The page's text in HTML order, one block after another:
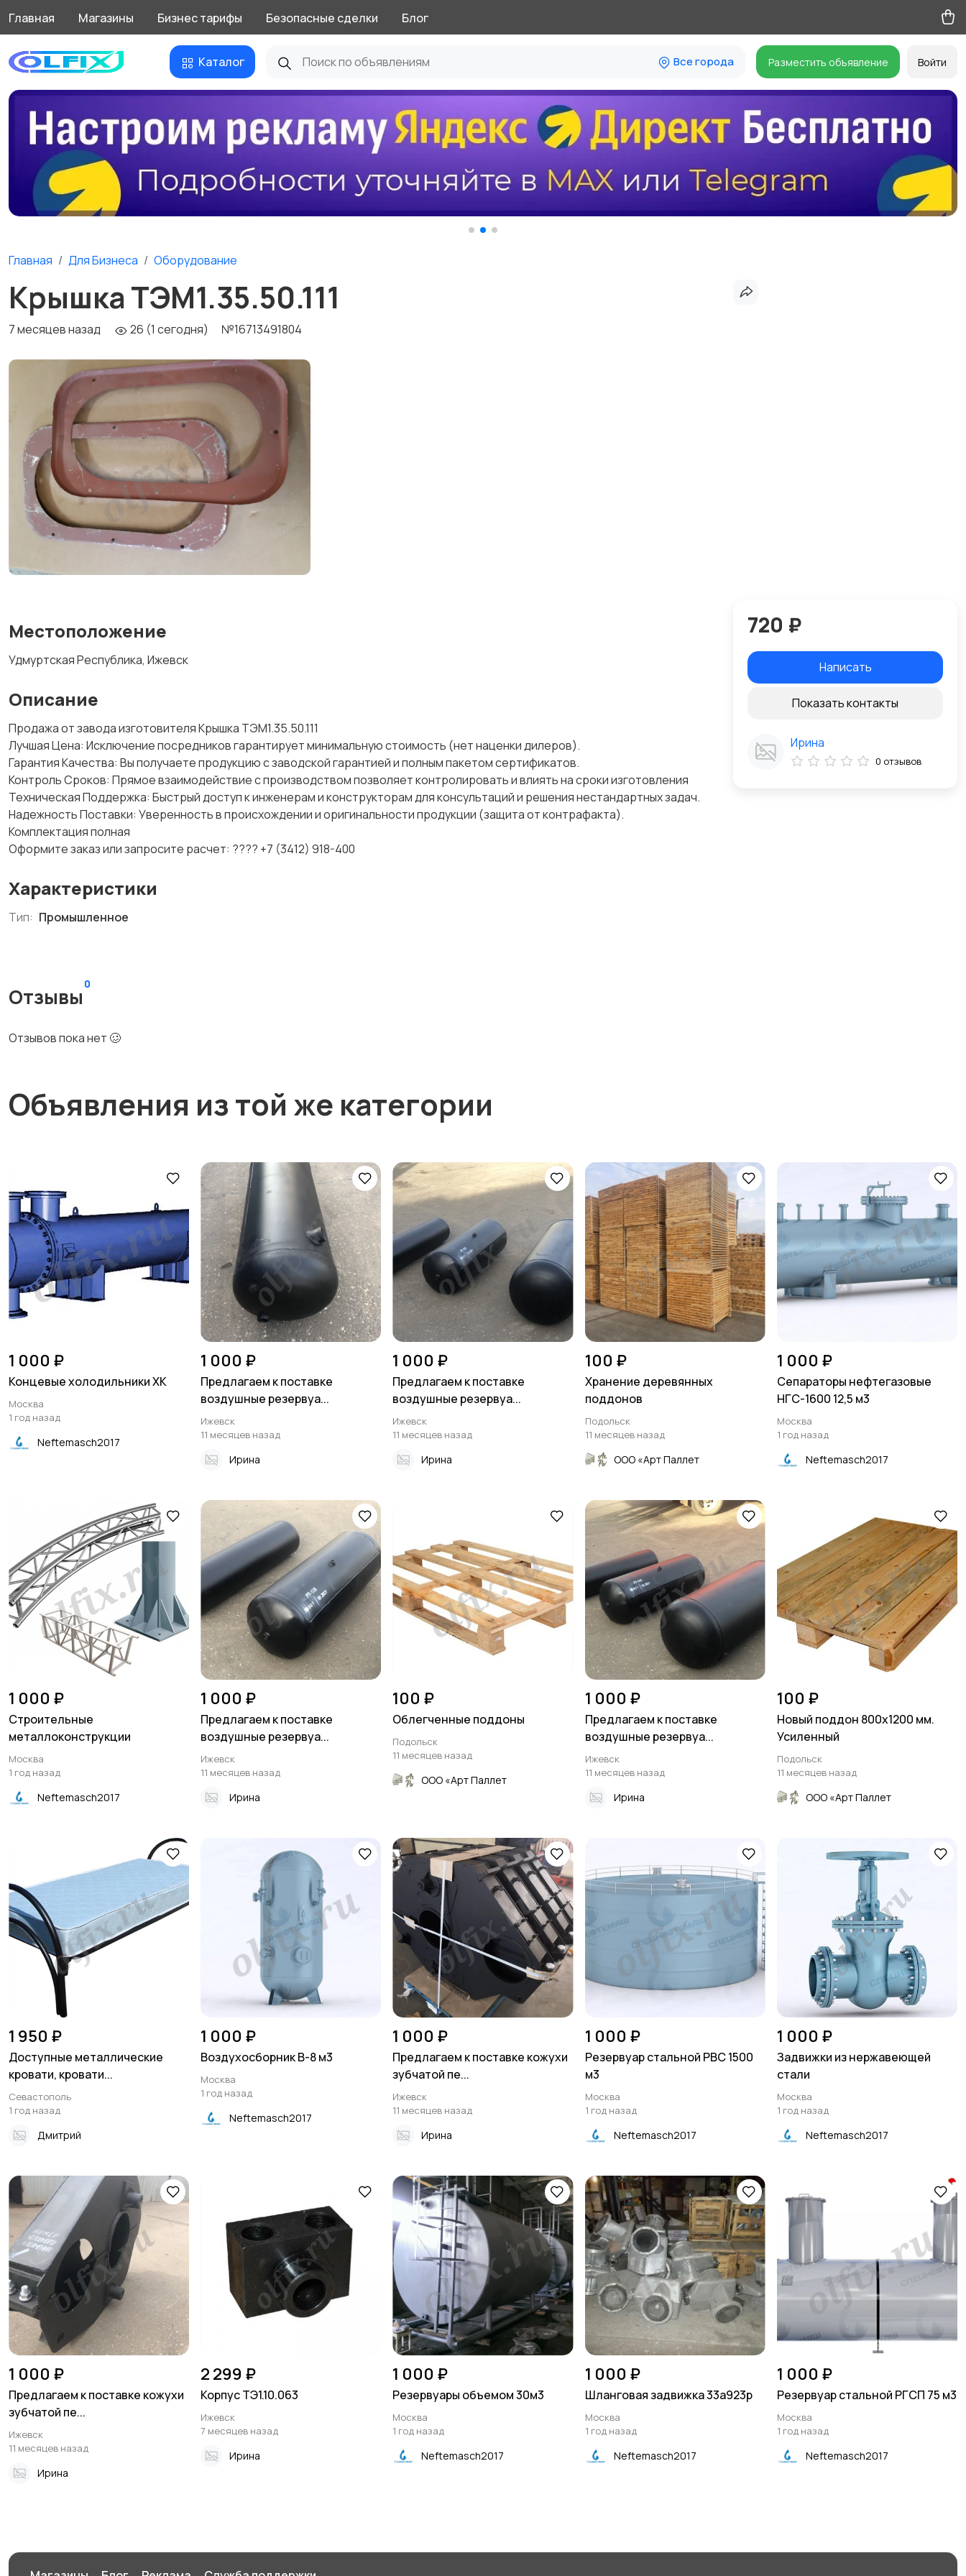
Главная Магазины Бизнес тарифы Безопасные сделки Блог
Каталог Все города Разместить объявление Войти
Главная Для Бизнеса Оборудование
Крышка ТЭМ1.35.50.111
7 месяцев назад 26 (1 сегодня) №16713491804
Местоположение
Удмуртская Республика, Ижевск
Описание
Продажа от завода изготовителя Крышка ТЭМ1.35.50.111
Лучшая Цена: Исключение посредников гарантирует минимальную стоимость (нет наценки дилеров).
Гарантия Качества: Вы получаете продукцию с заводской гарантией и полным пакетом сертификатов.
Контроль Сроков: Прямое взаимодействие с производством позволяет контролировать и влиять на сроки изготовления
Техническая Поддержка: Быстрый доступ к инженерам и конструкторам для консультаций и решения нестандартных задач.
Надежность Поставки: Уверенность в происхождении и оригинальности продукции (защита от контрафакта).
Комплектация полная
Оформите заказ или запросите расчет: ???? +7 (3412) 918-400
Характеристики
Тип: Промышленное
Отзывы
0
Отзывов пока нет 🥴
720 ₽
Написать
Показать контакты
Ирина
0 отзывов
Объявления из той же категории
1 000 ₽
Концевые холодильники ХК
Москва
1 год назад
Neftemasch2017
1 000 ₽
Предлагаем к поставке
воздушные резервуа...
Ижевск
11 месяцев назад
Ирина
1 000 ₽
Предлагаем к поставке
воздушные резервуа...
Ижевск
11 месяцев назад
Ирина
100 ₽
Хранение деревянных
поддонов
Подольск
11 месяцев назад
ООО «Арт Паллет
1 000 ₽
Сепараторы нефтегазовые
НГС-1600 12,5 м3
Москва
1 год назад
Neftemasch2017
1 000 ₽
Строительные
металлоконструкции
Москва
1 год назад
Neftemasch2017
1 000 ₽
Предлагаем к поставке
воздушные резервуа...
Ижевск
11 месяцев назад
Ирина
100 ₽
Облегченные поддоны
Подольск
11 месяцев назад
ООО «Арт Паллет
1 000 ₽
Предлагаем к поставке
воздушные резервуа...
Ижевск
11 месяцев назад
Ирина
100 ₽
Новый поддон 800х1200 мм.
Усиленный
Подольск
11 месяцев назад
ООО «Арт Паллет
1 950 ₽
Доступные металлические
кровати, кровати...
Севастополь
1 год назад
Дмитрий
1 000 ₽
Воздухосборник В-8 м3
Москва
1 год назад
Neftemasch2017
1 000 ₽
Предлагаем к поставке кожухи
зубчатой пе...
Ижевск
11 месяцев назад
Ирина
1 000 ₽
Резервуар стальной РВС 1500
м3
Москва
1 год назад
Neftemasch2017
1 000 ₽
Задвижки из нержавеющей
стали
Москва
1 год назад
Neftemasch2017
1 000 ₽
Предлагаем к поставке кожухи
зубчатой пе...
Ижевск
11 месяцев назад
Ирина
2 299 ₽
Корпус ТЭ1.10.063
Ижевск
7 месяцев назад
Ирина
1 000 ₽
Резервуары объемом 30м3
Москва
1 год назад
Neftemasch2017
1 000 ₽
Шланговая задвижка 33а923р
Москва
1 год назад
Neftemasch2017
1 000 ₽
Резервуар стальной РГСП 75 м3
Москва
1 год назад
Neftemasch2017